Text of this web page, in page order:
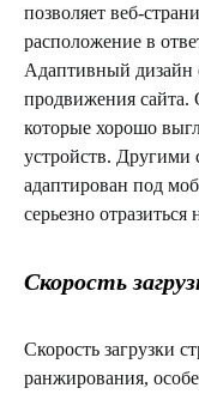
позволяет веб-
расположение в
Адаптивный дизайн
продвижения сайта.
которые хорошо
устройств. Другими
адаптирован под
серьезно
Скорость
Скорость загрузки
ранжирования,